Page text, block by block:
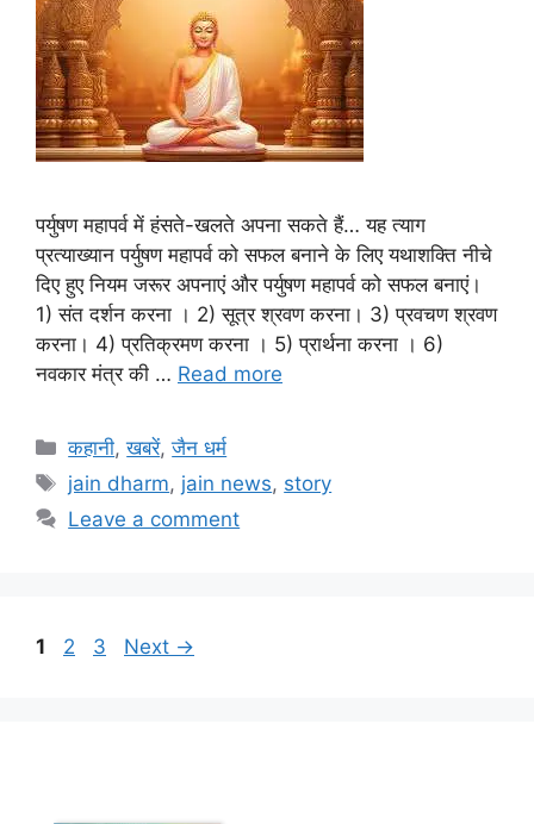
पर्युषण महापर्व में हंसते-खलते अपना सकते हैं… यह त्याग
प्रत्याख्यान पर्युषण महापर्व को सफल बनाने के लिए यथाशक्ति नीचे
दिए हुए नियम जरूर अपनाएं और पर्युषण महापर्व को सफल बनाएं।
1) संत दर्शन करना । 2) सूत्र श्रवण करना। 3) प्रवचण श्रवण
करना। 4) प्रतिक्रमण करना । 5) प्रार्थना करना । 6)
नवकार मंत्र की … Read more
Categories
कहानी,खबरें,जैन धर्म
Tags
jain dharm, jain news, story
Leave a comment
Page
1 Page
2 Page
3 Next →